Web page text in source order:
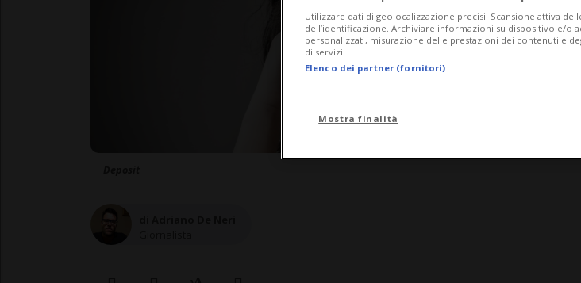
Utilizzare dati di geolocalizzazione precisi. Scansione attiva
dell’identificazione. Archiviare informazioni su dispositivo e/o
personalizzati, misurazione delle prestazioni dei contenuti e
di servizi.
Elenco dei partner (fornitori)
Mostra finalità